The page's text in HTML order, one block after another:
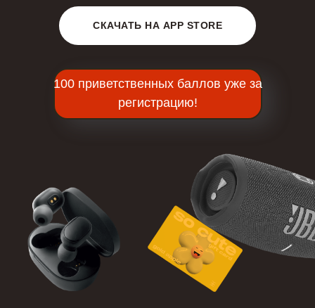
100 приветственных баллов уже за
регистрацию!
СКАЧАТЬ НА APP STORE